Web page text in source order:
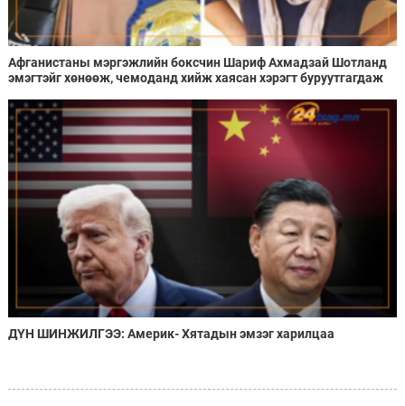
Афганистаны мэргэжлийн боксчин Шариф Ахмадзай Шотланд
эмэгтэйг хөнөөж, чемоданд хийж хаясан хэрэгт буруутгагдаж
ДҮН ШИНЖИЛГЭЭ: Америк- Хятадын эмзэг харилцаа